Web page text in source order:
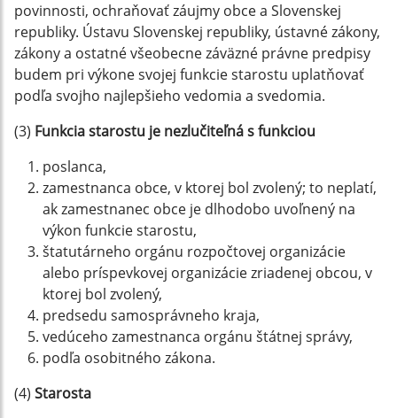
povinnosti, ochraňovať záujmy obce a Slovenskej
republiky. Ústavu Slovenskej republiky, ústavné zákony,
zákony a ostatné všeobecne záväzné právne predpisy
budem pri výkone svojej funkcie starostu uplatňovať
podľa svojho najlepšieho vedomia a svedomia.
(3) Funkcia starostu je nezlučiteľná s funkciou
poslanca,
zamestnanca obce, v ktorej bol zvolený; to neplatí,
ak zamestnanec obce je dlhodobo uvoľnený na
výkon funkcie starostu,
štatutárneho orgánu rozpočtovej organizácie
alebo príspevkovej organizácie zriadenej obcou, v
ktorej bol zvolený,
predsedu samosprávneho kraja,
vedúceho zamestnanca orgánu štátnej správy,
podľa osobitného zákona.
(4) Starosta